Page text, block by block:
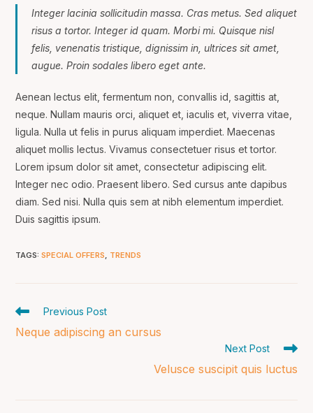
Integer lacinia sollicitudin massa. Cras metus. Sed aliquet
risus a tortor. Integer id quam. Morbi mi. Quisque nisl
felis, venenatis tristique, dignissim in, ultrices sit amet,
augue. Proin sodales libero eget ante.
Aenean lectus elit, fermentum non, convallis id, sagittis at,
neque. Nullam mauris orci, aliquet et, iaculis et, viverra vitae,
ligula. Nulla ut felis in purus aliquam imperdiet. Maecenas
aliquet mollis lectus. Vivamus consectetuer risus et tortor.
Lorem ipsum dolor sit amet, consectetur adipiscing elit.
Integer nec odio. Praesent libero. Sed cursus ante dapibus
diam. Sed nisi. Nulla quis sem at nibh elementum imperdiet.
Duis sagittis ipsum.
TAGS:SPECIAL OFFERS TRENDS
Read
articles
Previous Post
Neque adipiscing an cursus
Next Post
Velusce suscipit quis luctus